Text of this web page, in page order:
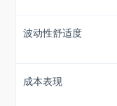
波动性舒适度
成本表现